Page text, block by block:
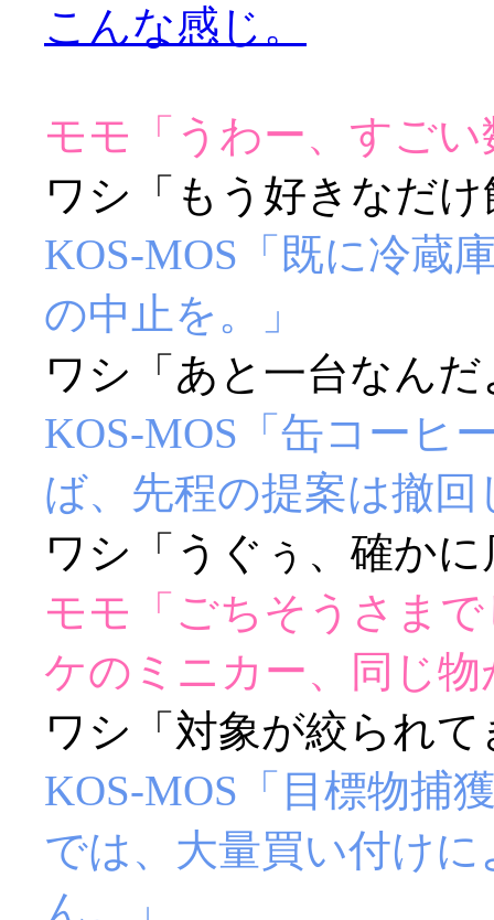
こんな感じ。
モモ「うわー、すご
ワシ「もう好きなだ
KOS-MOS「既に冷蔵
の中止を。」
ワシ「あと一台なん
KOS-MOS「缶コーヒ
ば、先程の提案は撤
ワシ「うぐぅ、確か
モモ「ごちそうさま
ケのミニカー、同じ
ワシ「対象が絞られ
KOS-MOS「目標物捕
では、大量買い付け
ん。」